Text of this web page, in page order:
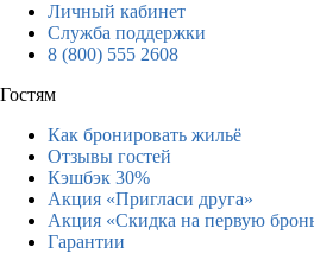
Личный кабинет
Служба поддержки
8 (800) 555 2608
Гостям
Как бронировать жильё
Отзывы гостей
Кэшбэк 30%
Акция «Пригласи друга»
Акция «Скидка на первую
Гарантии